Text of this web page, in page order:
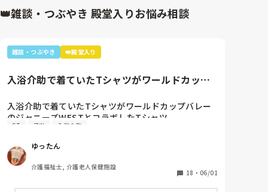
番かと…それが難しければその上に話するのがいいかな
ぁ〜と思います‼️
👑雑談・つぶやき 殿堂入りお悩み相談
雑談・つぶやき 👑殿堂入り
入浴介助で着ていたTシャツがワールドカップ
入浴介助で着ていたTシャツがワールドカップバレー
のジャニーズWESTとコラボしたTシャツ。
暑いししんどいから、せめて好きなTシャツを着て介
別のフロアの利用者さん達で私はリフト浴の介助をし
ていると「可愛いTシャツね☺️」と言われ「そうでし
ょ？去年のバレーボールの世界大会で好きなアイドル
達が応援してて、グッズとして売ってたからかったん
ST 子供 入浴介助
ゆったん
介護福祉士, 介護老人保健施設
18 ・ 06/01